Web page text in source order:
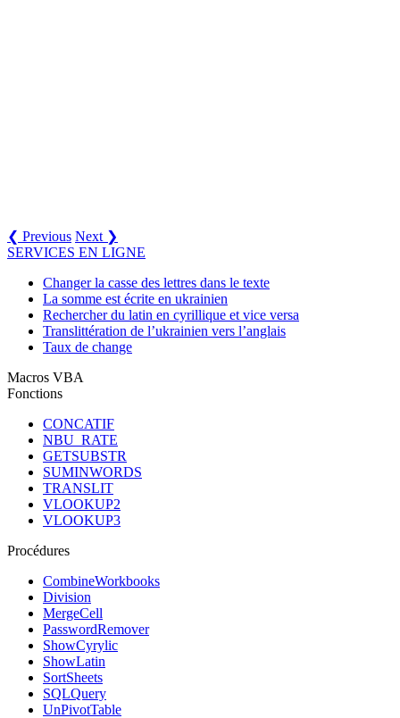
❮ Previous Next ❯
SERVICES EN LIGNE
Changer la casse des lettres dans le texte
La somme est écrite en ukrainien
Rechercher du latin en cyrillique et vice versa
Translittération de l’ukrainien vers l’anglais
Taux de change
Macros VBA
Fonctions
CONCATIF
NBU_RATE
GETSUBSTR
SUMINWORDS
TRANSLIT
VLOOKUP2
VLOOKUP3
Procédures
CombineWorkbooks
Division
MergeCell
PasswordRemover
ShowCyrylic
ShowLatin
SortSheets
SQLQuery
UnPivotTable